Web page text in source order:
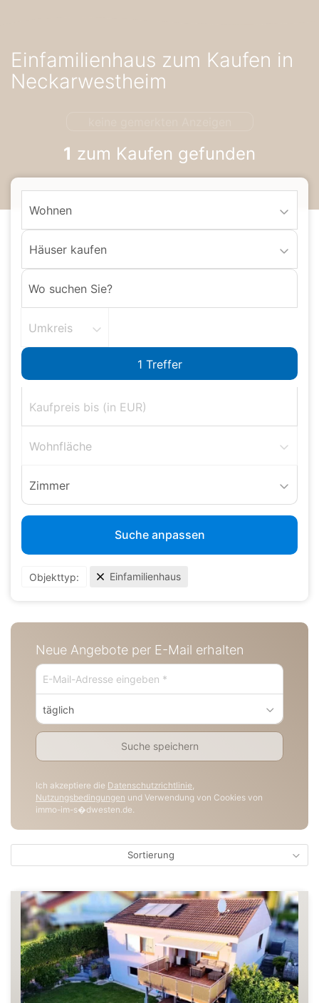
zur
Navigation
zum
Einfamilienhaus zum Kaufen in
Neckarwestheim
1 zum Kaufen gefunden
Wohnen
Häuser kaufen
Umkreis
Wohnfläche
Zimmer
Suche anpassen
Objekttyp: Einfamilienhaus
Neue Angebote per E-Mail erhalten
täglich
Suche speichern
Ich akzeptiere die Datenschutzrichtlinie,
Nutzungsbedingungen und Verwendung von Cookies von
immo-im-s�dwesten.de.
Sortierung